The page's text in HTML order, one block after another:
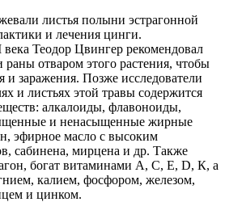
листья полыни эстрагонной
и лечения цинги.
Теодор Цвингер рекомендовал
отваром этого растения, чтобы
и заражения. Позже исследователи
и листьях этой травы содержится
алкалоиды, флавоноиды,
и ненасыщенные жирные
эфирное масло с высоким
сабинена, мирцена и др. Также
богат витаминами А, С, Е, D, К, а
калием, фосфором, железом,
и цинком.